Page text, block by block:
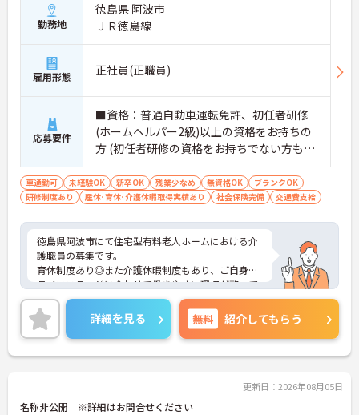
勤務地
徳島県 阿波市
ＪＲ徳島線
雇用形態 正社員(正職員)
応募要件
■資格：普通自動車運転免許、初任者研修
(ホームヘルパー2級)以上の資格をお持ちの
方 (初任者研修の資格をお持ちでない方もご
応募可能です) ■経験：不問
車通勤可 未経験OK 新卒OK 残業少なめ 無資格OK
ブランクOK
研修制度あり
産休･育休･介護休暇取得実績あり 社会保険完備 交通費支給
徳島県阿波市にて住宅型有料老人ホームにおける介
護職員の募集です。
育休制度あり◎また介護休暇制度もあり、ご自身の
ライフステージに合わせて働きやすい環境が整って
います。
また残業少なめなので出勤日でもプライベートの時
間を確保して頂けます★
ご興味ある方には、面接対策ポイントなど、詳細を
お話しいたしますのでお気軽にご相談ください。
詳細を見る 無料 紹介してもらう
更新日：2026年08月05日
名称非公開 ※詳細はお問合せください